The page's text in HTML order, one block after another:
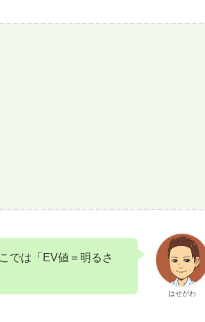
はせがわ
では「EV値＝明るさ